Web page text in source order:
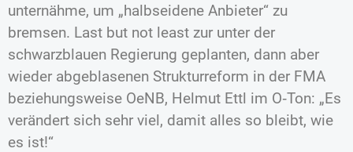
unternähme, um „halbseidene Anbieter“ zu
bremsen. Last but not least zur unter der
schwarzblauen Regierung geplanten, dann aber
wieder abgeblasenen Strukturreform in der FMA
beziehungsweise OeNB, Helmut Ettl im O‑Ton: „Es
verändert sich sehr viel, damit alles so bleibt, wie
es ist!“